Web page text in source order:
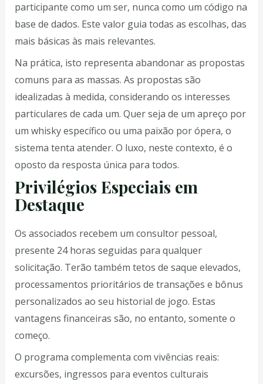
participante como um ser, nunca como um código na
base de dados. Este valor guia todas as escolhas, das
mais básicas às mais relevantes.
Na prática, isto representa abandonar as propostas
comuns para as massas. As propostas são
idealizadas à medida, considerando os interesses
particulares de cada um. Quer seja de um apreço por
um whisky específico ou uma paixão por ópera, o
sistema tenta atender. O luxo, neste contexto, é o
oposto da resposta única para todos.
Privilégios Especiais em
Destaque
Os associados recebem um consultor pessoal,
presente 24 horas seguidas para qualquer
solicitação. Terão também tetos de saque elevados,
processamentos prioritários de transações e bônus
personalizados ao seu historial de jogo. Estas
vantagens financeiras são, no entanto, somente o
começo.
O programa complementa com vivências reais:
excursões, ingressos para eventos culturais